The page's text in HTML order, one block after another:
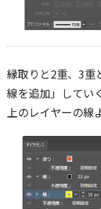
縁取りと2重、3重
線を追加」してい
上のレイヤーの線